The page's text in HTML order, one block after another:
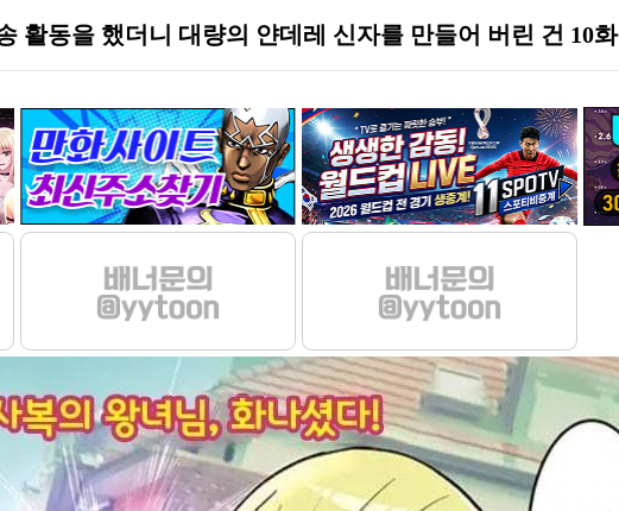
활동을 했더니 대량의 얀데레 신자를 만들어 버린 건 10화